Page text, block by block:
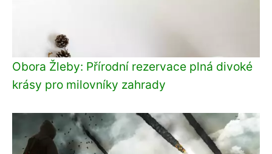
Obora Žleby: Přírodní rezervace plná divoké
krásy pro milovníky zahrady